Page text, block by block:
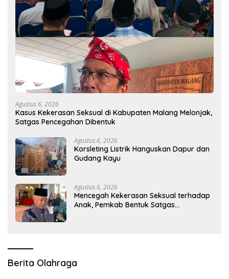
Agustus 6, 2026
Kasus Kekerasan Seksual di Kabupaten Malang Melonjak,
Satgas Pencegahan Dibentuk
Agustus 6, 2026
Korsleting Listrik Hanguskan Dapur dan
Gudang Kayu
Agustus 6, 2026
Mencegah Kekerasan Seksual terhadap
Anak, Pemkab Bentuk Satgas
Berita Olahraga